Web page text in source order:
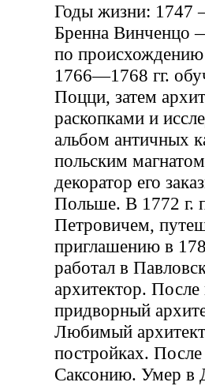
Годы жизни: 1747
Бренна Винченцо
по
1766—1768 гг.
Поцци, затем
раскопками и
альбом античных
польским
декоратор его
Польше. В 1772 г.
Петровичем,
приглашению в
работал в
архитектор.
придворный
Любимый
постройках.
Саксонию. Умер в